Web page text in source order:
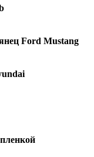
Ford Mustang